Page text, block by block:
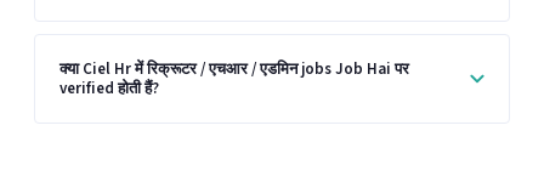
क्या Ciel Hr में रिक्रूटर / एचआर / एडमिन jobs Job Hai पर
verified होती हैं?